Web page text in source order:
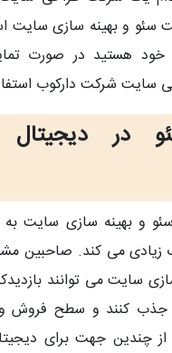
سئو و بهینه سازی سایت
هستید در صورت
سایت شرکت دارکوب
در دیجیتال
و بهینه سازی سایت
می کند. صاحبین
سایت می توانند
کنند و سطح فروش و
چندین جهت برای